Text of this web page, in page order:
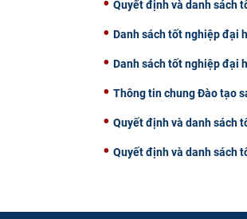
Quyết định và danh sách
Danh sách tốt nghiệp đại
Danh sách tốt nghiệp đại
Thông tin chung Đào tạo
Quyết định và danh sách
Quyết định và danh sách